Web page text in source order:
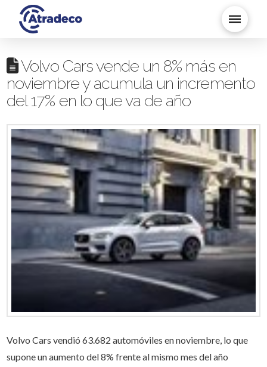
Volvo Cars vende un 8% más en
noviembre y acumula un incremento
del 17% en lo que va de año
Volvo Cars vendió 63.682 automóviles en noviembre, lo que
supone un aumento del 8% frente al mismo mes del año